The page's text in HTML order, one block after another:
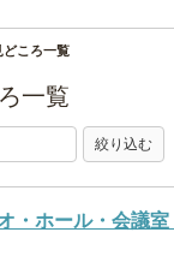
ころ一覧
一覧
・ホール・会議